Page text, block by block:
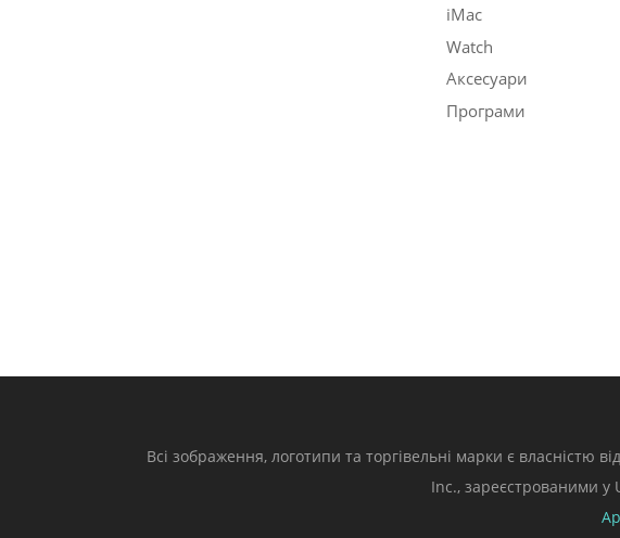
iMac
Watch
Аксесуари
Програми
Всі зображення, логотипи та торгівельні марки є власністю
Inc., зареєстрованими у